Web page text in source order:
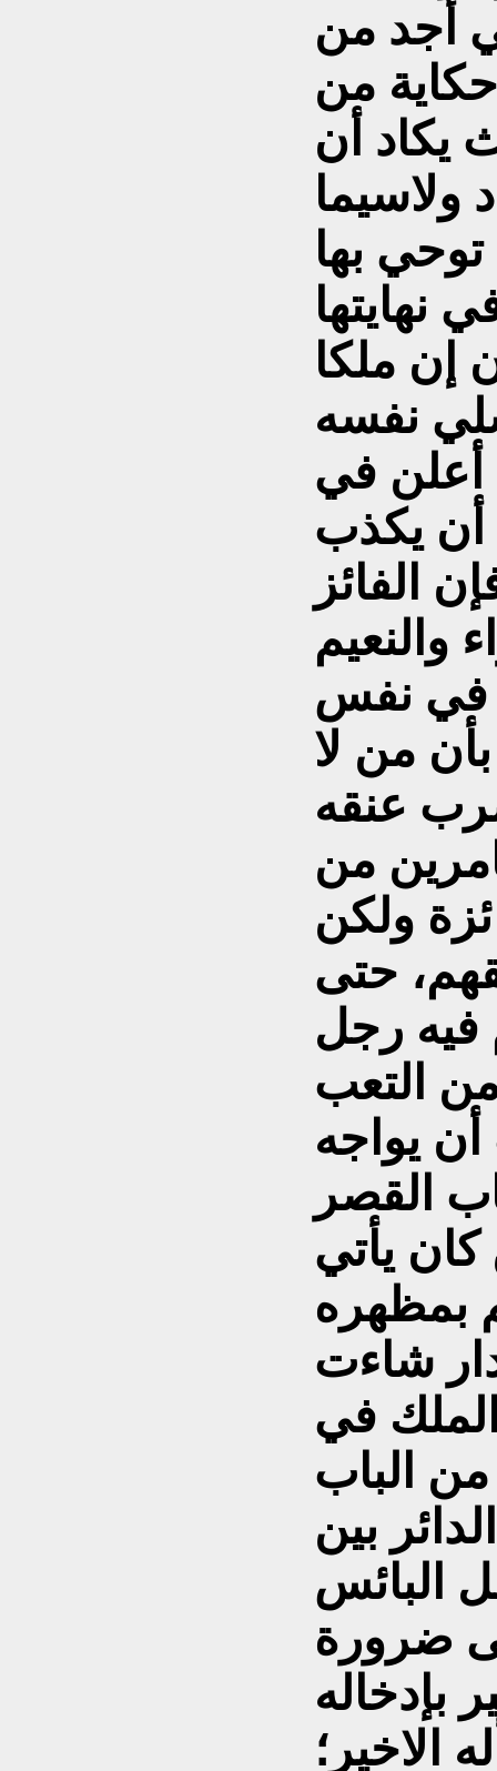
أجد من
من
يکاد أن
ولاسيما
بها
إن ملکا
نفسه
أعلن في
أن يکذب
الفائز
والنعيم
في نفس
من لا
من
ولکن
حتى
فيه رجل
التعب
أن يواجه
القصر
يأتي
بمظهره
شاءت
في
الباب
بين
البائس
ضرورة
الاخير؛